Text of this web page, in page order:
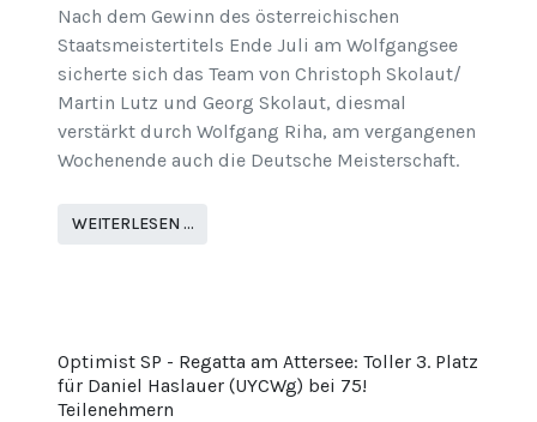
Nach dem Gewinn des österreichischen
Staatsmeistertitels Ende Juli am Wolfgangsee
sicherte sich das Team von Christoph Skolaut/
Martin Lutz und Georg Skolaut, diesmal
verstärkt durch Wolfgang Riha, am vergangenen
Wochenende auch die Deutsche Meisterschaft.
WEITERLESEN …
Optimist SP - Regatta am Attersee: Toller 3. Platz
für Daniel Haslauer (UYCWg) bei 75!
Teilenehmern